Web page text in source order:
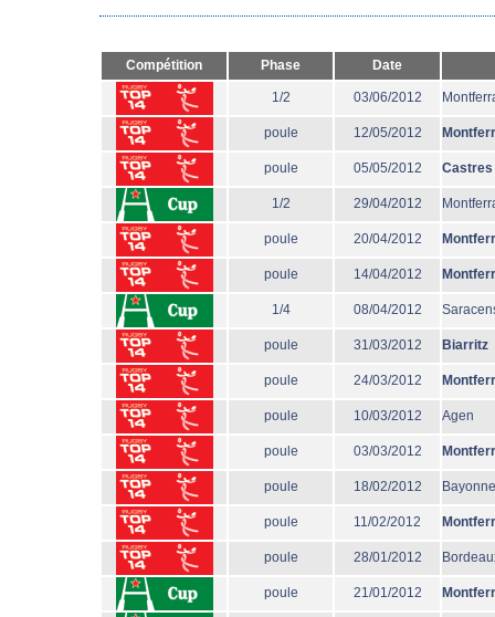
Compétition Phase Date
1/2 03/06/2012
poule 12/05/2012
poule 05/05/2012 Castres
1/2 29/04/2012
poule 20/04/2012
poule 14/04/2012
1/4 08/04/2012
poule 31/03/2012 Biarritz
poule 24/03/2012
poule 10/03/2012 Agen
poule 03/03/2012
poule 18/02/2012 Bayonne
poule 11/02/2012
poule 28/01/2012
poule 21/01/2012